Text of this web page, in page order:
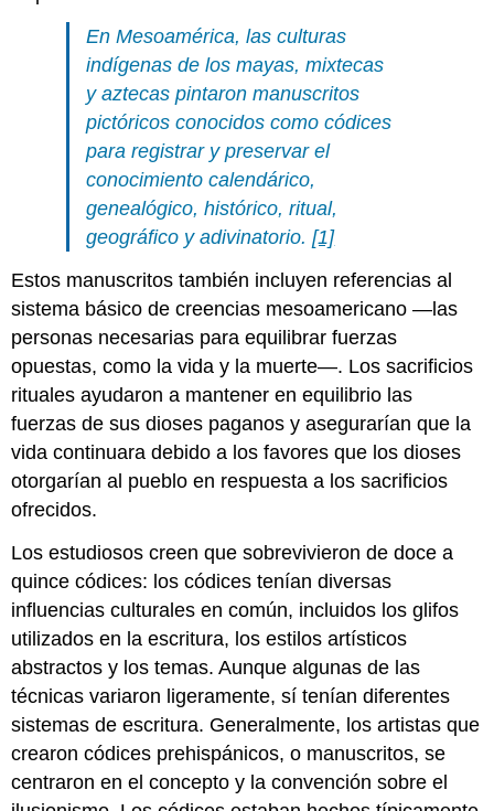
En Mesoamérica, las culturas
indígenas de los mayas, mixtecas
y aztecas pintaron manuscritos
pictóricos conocidos como códices
para registrar y preservar el
conocimiento calendárico,
genealógico, histórico, ritual,
geográfico y adivinatorio.[1]
Estos manuscritos también incluyen referencias al
sistema básico de creencias mesoamericano —las
personas necesarias para equilibrar fuerzas
opuestas, como la vida y la muerte—. Los sacrificios
rituales ayudaron a mantener en equilibrio las
fuerzas de sus dioses paganos y asegurarían que la
vida continuara debido a los favores que los dioses
otorgarían al pueblo en respuesta a los sacrificios
ofrecidos.
Los estudiosos creen que sobrevivieron de doce a
quince códices: los códices tenían diversas
influencias culturales en común, incluidos los glifos
utilizados en la escritura, los estilos artísticos
abstractos y los temas. Aunque algunas de las
técnicas variaron ligeramente, sí tenían diferentes
sistemas de escritura. Generalmente, los artistas que
crearon códices prehispánicos, o manuscritos, se
centraron en el concepto y la convención sobre el